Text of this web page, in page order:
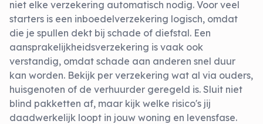
niet elke verzekering automatisch nodig. Voor veel
starters is een inboedelverzekering logisch, omdat
die je spullen dekt bij schade of diefstal. Een
aansprakelijkheidsverzekering is vaak ook
verstandig, omdat schade aan anderen snel duur
kan worden. Bekijk per verzekering wat al via ouders,
huisgenoten of de verhuurder geregeld is. Sluit niet
blind pakketten af, maar kijk welke risico's jij
daadwerkelijk loopt in jouw woning en levensfase.